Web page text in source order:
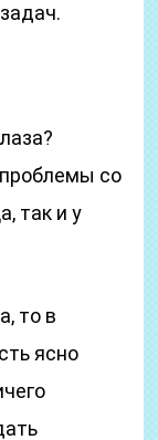
со
так и у
то в
ясно